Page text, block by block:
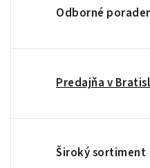
Odborné
Predajňa v
Široký sortiment